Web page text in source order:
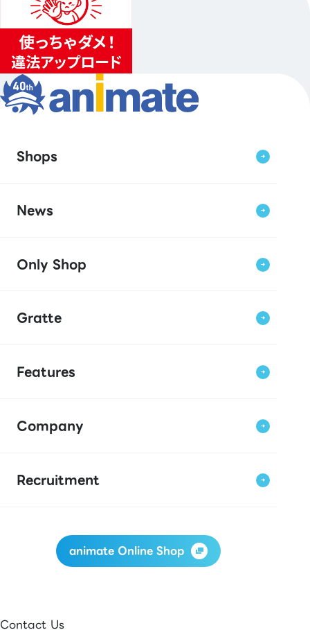
Shops
News
Only Shop
Gratte
Features
Company
Recruitment
animate Online Shop
Contact Us